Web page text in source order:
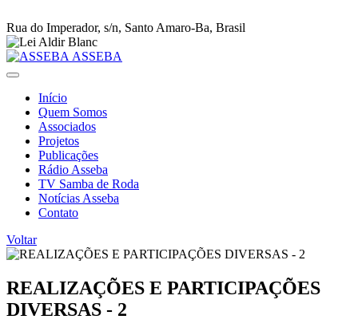
Rua do Imperador, s/n, Santo Amaro-Ba, Brasil
ASSEBA
Início
Quem Somos
Associados
Projetos
Publicações
Rádio Asseba
TV Samba de Roda
Notícias Asseba
Contato
Voltar
REALIZAÇÕES E PARTICIPAÇÕES
DIVERSAS - 2